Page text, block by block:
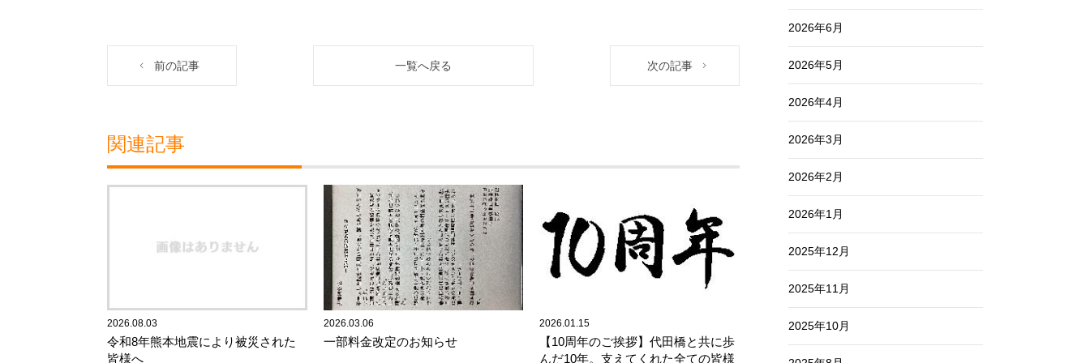
前の記事 次の記事
一覧へ戻る
関連記事
2026.08.03
令和8年熊本地震により被災された
皆様へ
2026.03.06
一部料金改定のお知らせ
2026.01.15
【10周年のご挨拶】代田橋と共に歩
んだ10年。支えてくれた全ての皆様
2026年6月
2026年5月
2026年4月
2026年3月
2026年2月
2026年1月
2025年12月
2025年11月
2025年10月